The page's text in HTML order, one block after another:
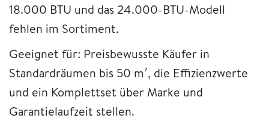
18.000 BTU und das 24.000-BTU-Modell
fehlen im Sortiment.
Geeignet für: Preisbewusste Käufer in
Standardräumen bis 50 m², die Effizienzwerte
und ein Komplettset über Marke und
Garantielaufzeit stellen.